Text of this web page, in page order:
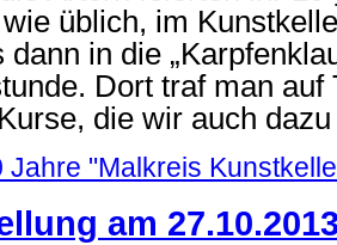
üblich, im
in die
Dort traf man auf
die wir auch
Jahre "Malkreis
am